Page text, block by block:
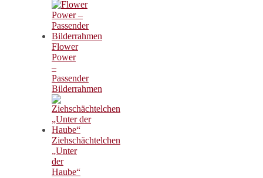
Flower
Power
–
Passender
Bilderrahmen
Ziehschächtelchen
„Unter
der
Haube“